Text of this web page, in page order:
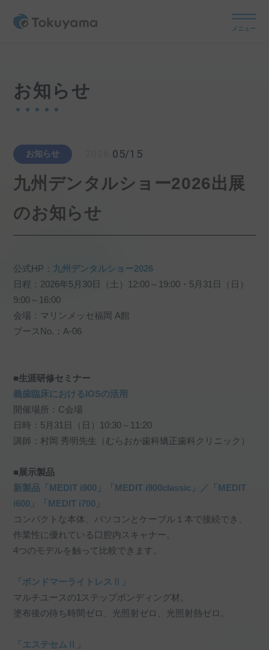
メニュー
お知らせ
お知らせ 05/15
九州デンタルショー2026出展
のお知らせ
公式HP： 九州デンタルショー2026
日程：2026年5月30日（土）12:00～19:00・5月31日（日）
9:00～16:00
会場：マリンメッセ福岡 A館
ブースNo.： A-06
■生涯研修セミナー
義歯臨床におけるIOSの活用
開催場所：C会場
日時：5月31日（日）10:30～11:20
講師：村岡 秀明先生（むらおか歯科矯正歯科クリニック）
■展示製品
新製品 「MEDIT i900」 「MEDIT i900classic」
／「MEDIT
i600」
「MEDIT i700」
コンパクトな本体、パソコンとケーブル１本で接続でき、
作業性に優れている口腔内スキャナー。
4つのモデルを触って比較できます。
「ボンドマーライトレスⅡ」
マルチユースの1ステップボンディング材。
塗布後の待ち時間ゼロ、光照射ゼロ、光照射熱ゼロ。
「エステセムⅡ」